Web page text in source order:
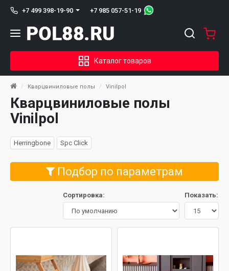
+7 499 398-19-90 +7 985 057-51-19
Каталог товаров
Кварцвиниловые полы Vinilpol
Кварцвиниловые полы
Vinilpol
Herringbone Spc Click
Подбор по параметрам
Сортировка: Показать: